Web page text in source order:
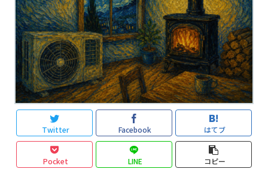
Twitter Facebook はてブ
Pocket LINE コピー